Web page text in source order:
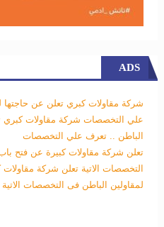
ADS
شركة مقاولات كبري تعلن عن
علي التخصصات شركة مقاولات كبري
الباطن .. تعرف علي التخصصات
تعلن شركة مقاولات كبيرة عن فتح
التخصصات الاتية تعلن شركة مقاولات
لمقاولين الباطن فى التخصصات الاتية